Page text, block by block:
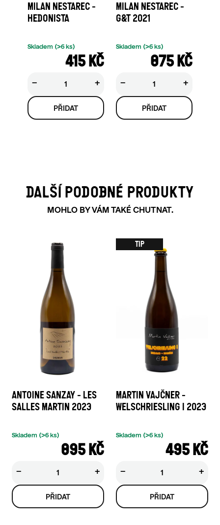
MILAN NESTAREC -
HEDONISTA
415 KČ
Skladem (>6 ks)
+
−
MILAN NESTAREC -
G&T 2021
875 KČ
Skladem (>6 ks)
+
−
DALŠÍ PODOBNÉ PRODUKTY
MOHLO BY VÁM TAKÉ CHUTNAT.
ANTOINE SANZAY - LES
SALLES MARTIN 2023
895 KČ
Skladem (>6 ks)
+
−
TIP
MARTIN VAJČNER -
WELSCHRIESLING I 2023
495 KČ
Skladem (>6 ks)
+
−